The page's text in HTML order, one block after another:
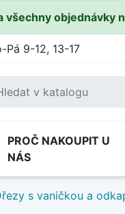
všechny objednávky
Pá 9-12, 13-17
PROČ NAKOUPIT U
NÁS
s vaničkou a